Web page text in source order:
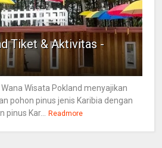
Tiket & Aktivitas -
Wisata Pokland menyajikan
pohon pinus jenis Karibia dengan
Kar...
Readmore